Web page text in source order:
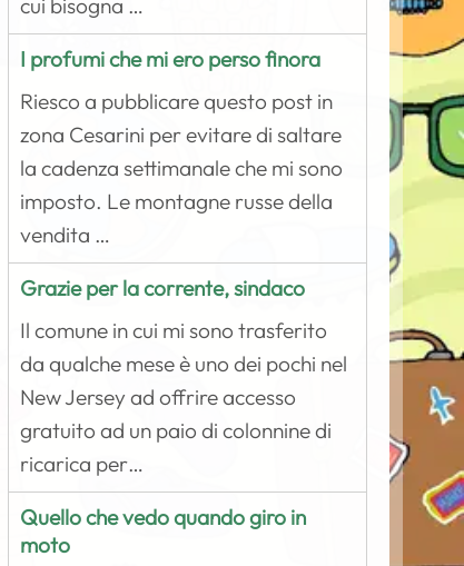
cui bisogna …
I profumi che mi ero perso finora
Riesco a pubblicare questo post in
zona Cesarini per evitare di saltare
la cadenza settimanale che mi sono
imposto. Le montagne russe della
vendita …
Grazie per la corrente, sindaco
Il comune in cui mi sono trasferito
da qualche mese è uno dei pochi nel
New Jersey ad offrire accesso
gratuito ad un paio di colonnine di
ricarica per…
Quello che vedo quando giro in
moto